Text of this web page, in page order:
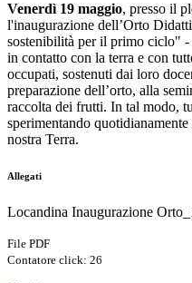
Venerdì 19 maggio, presso il
l'inaugurazione dell’Orto
sostenibilità per il primo ciclo" -
in contatto con la terra e con
occupati, sostenuti dai loro
preparazione dell’orto, alla
raccolta dei frutti. In tal modo,
sperimentando
nostra Terra.
Allegati
Locandina Inaugurazione
File PDF
Contatore click: 26